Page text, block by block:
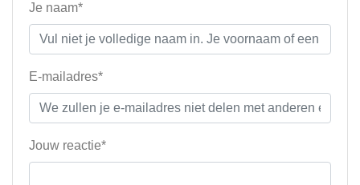
Je naam*
E-mailadres*
Jouw reactie*